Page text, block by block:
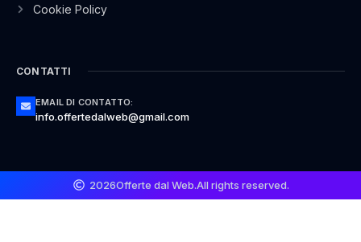
Cookie Policy
CONTATTI
EMAIL DI CONTATTO:
info.offertedalweb@gmail.com
2026Offerte dal Web.All rights reserved.